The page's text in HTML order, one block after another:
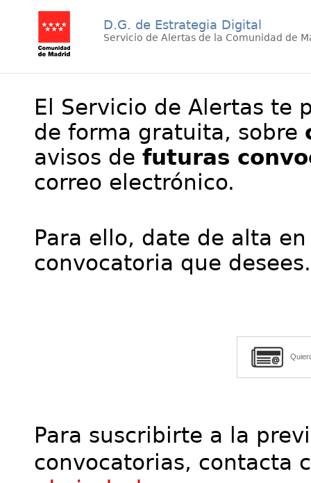
D.G. de Estrategia Digital
Servicio de Alertas de la Comunidad de
El Servicio de Alertas te
de forma gratuita, sobre
avisos de futuras
correo electrónico.
Para ello, date de alta
convocatoria que desees.
Para suscribirte a la
convocatorias, contacta